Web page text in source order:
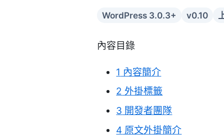
WordPress 3.0.3+ v0.10
內容目錄
1 內容簡介
2 外掛標籤
3 開發者團隊
4 原文外掛簡介